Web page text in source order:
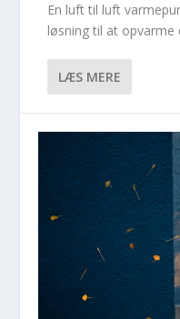
En luft til luft
løsning til at opvarme
LÆS MERE